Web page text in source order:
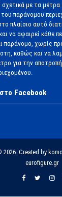
με τα μέτρα
παράνομου
πλαίσιο αυτό
να αφαιρεί κάθε
παράνομο, χωρίς
καθώς και να
για την
Facebook
Created by
eurofigure.gr